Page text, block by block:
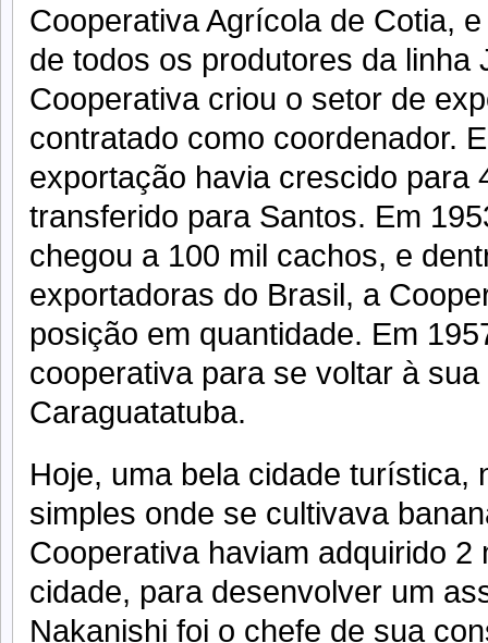
Cooperativa Agrícola de Cotia,
de todos os produtores da linha
Cooperativa criou o setor de
contratado como coordenador.
exportação havia crescido para
transferido para Santos. Em
chegou a 100 mil cachos, e
exportadoras do Brasil, a
posição em quantidade. Em
cooperativa para se voltar à
Caraguatatuba.
Hoje, uma bela cidade turística,
simples onde se cultivava
Cooperativa haviam adquirido
cidade, para desenvolver um
Nakanishi foi o chefe de sua